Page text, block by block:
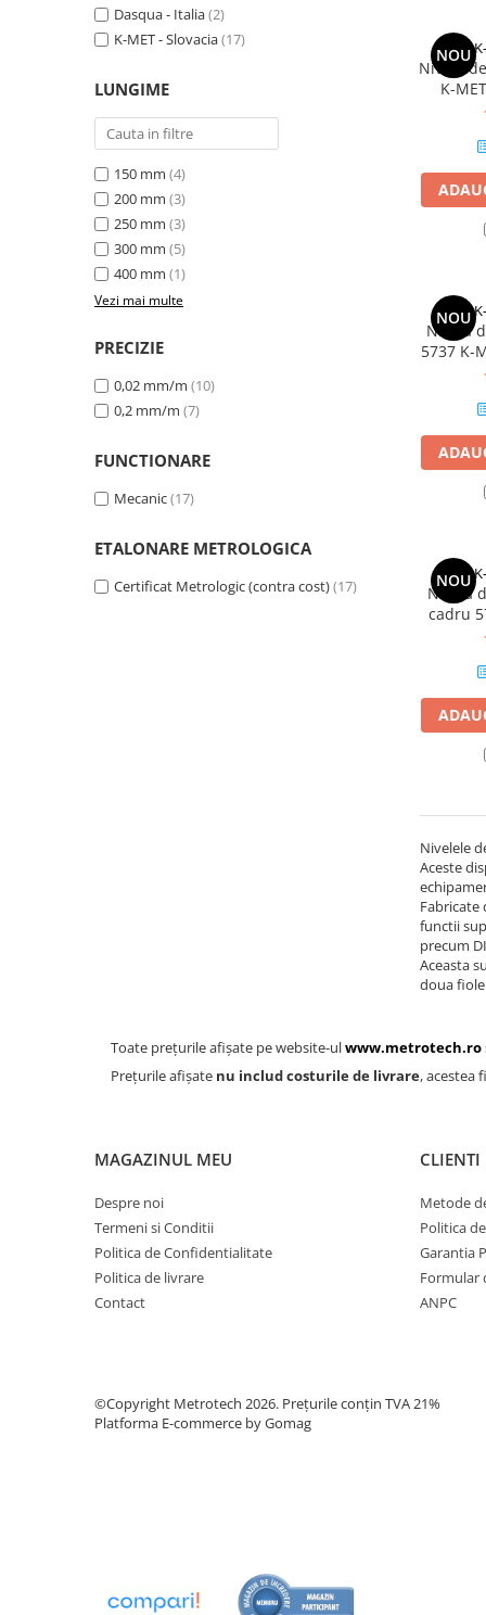
in 3 puncte
Micrometre digitale de interior in
Micrometre cu disc
Micrometre cu varfuri ascutite
Micrometre pentru filete
Micrometre speciale
Pasametre
Accesorii micrometre
Ceasuri comparatoare
Ceasuri comparatoare mecanice
Ceasuri comparatoare digitale de
Truse de alezaj cu ceas
Anemometre
Analizoare optice
Durometre, rugozimetre,
Durometre
Rugozimetre
Accesorii durometre si
rugozimetre
Dasqua - Italia(2)
K-MET - Slovacia(17)
LUNGIME
150 mm (4)
200 mm (3)
250 mm (3)
300 mm (5)
400 mm (1)
Vezi mai multe
PRECIZIE
0,02 mm/m (10)
0,2 mm/m (7)
FUNCTIONARE
Mecanic(17)
ETALONARE METROLOGICA
Certificat Metrologic (contra cost)(17)
NOU
Nivela
K-
NOU
Nivela
5737 K-
NOU
Nivela
cadru
precizie
Nivelele
Aceste
Fabricate
functii
precum
Aceasta
doua
Toate prețurile afișate pe website-ulwww.metrotech.ro
Prețurile afișate nu includ costurile de livrare, acestea
MAGAZINUL MEU
Despre noi
Termeni si Conditii
Politica de Confidentialitate
Politica de livrare
Contact
CLIENTI
Metode
Politica
Garantia
Formular
ANPC
©Copyright Metrotech 2026. Prețurile conțin TVA 21%
Platforma E-commerce by Gomag